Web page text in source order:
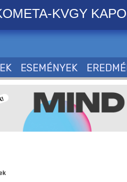
KVGY
ESEMÉNYEK